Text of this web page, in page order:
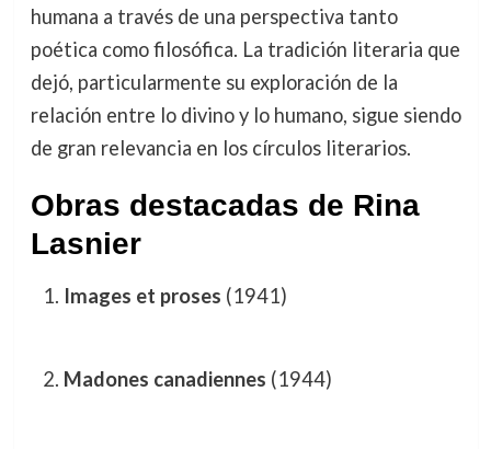
humana a través de una perspectiva tanto
poética como filosófica. La tradición literaria que
dejó, particularmente su exploración de la
relación entre lo divino y lo humano, sigue siendo
de gran relevancia en los círculos literarios.
Obras destacadas de Rina
Lasnier
Images et proses (1941)
Madones canadiennes (1944)